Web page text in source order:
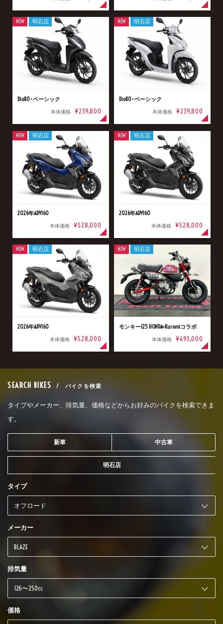
Dio110･ベーシック
本体価格 ¥239,800
NEW 明石店
Dio110･ベーシック
本体価格 ¥239,800
NEW 明石店
2026年ADV160
本体価格 ¥528,000
NEW 明石店
2026年ADV160
本体価格 ¥528,000
NEW 明石店
2026年ADV160
本体価格 ¥528,000
NEW 明石店
モンキー125 HONDA×Kuromiコラボ
本体価格 ¥493,000
NEW 明石店
SEARCH BIKES / バイクを検索
タイプやメーカー、排気量、価格などからお好みのバイクを検索できま
す。
新車 中古車
明石店
タイプ
メーカー
排気量
価格